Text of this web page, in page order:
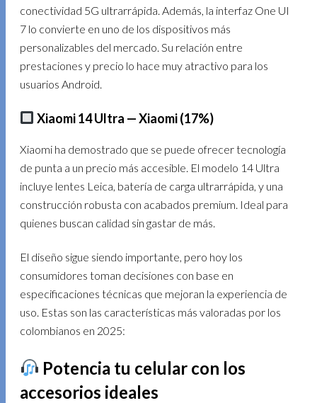
conectividad 5G ultrarrápida. Además, la interfaz One UI
7 lo convierte en uno de los dispositivos más
personalizables del mercado. Su relación entre
prestaciones y precio lo hace muy atractivo para los
usuarios Android.
Xiaomi 14 Ultra — Xiaomi (17%)
Xiaomi ha demostrado que se puede ofrecer tecnología
de punta a un precio más accesible. El modelo 14 Ultra
incluye lentes Leica, batería de carga ultrarrápida, y una
construcción robusta con acabados premium. Ideal para
quienes buscan calidad sin gastar de más.
El diseño sigue siendo importante, pero hoy los
consumidores toman decisiones con base en
especificaciones técnicas que mejoran la experiencia de
uso. Estas son las características más valoradas por los
colombianos en 2025:
Potencia tu celular con los
accesorios ideales